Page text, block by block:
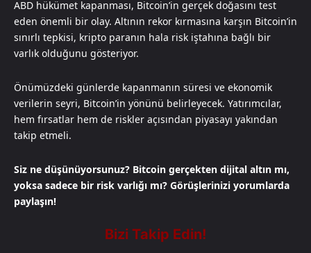
ABD hükümet kapanması, Bitcoin’in gerçek doğasını test
eden önemli bir olay. Altının rekor kırmasına karşın Bitcoin’in
sınırlı tepkisi, kripto paranın hala risk iştahına bağlı bir
varlık olduğunu gösteriyor.
Önümüzdeki günlerde kapanmanın süresi ve ekonomik
verilerin seyri, Bitcoin’in yönünü belirleyecek. Yatırımcılar,
hem fırsatlar hem de riskler açısından piyasayı yakından
takip etmeli.
Siz ne düşünüyorsunuz? Bitcoin gerçekten dijital altın mı,
yoksa sadece bir risk varlığı mı? Görüşlerinizi yorumlarda
paylaşın!